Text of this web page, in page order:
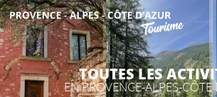
Aller
au
contenu
principal
DÉCOUVRIR
TOUTES LES
EN PROVENCE-ALPES-CÔTE